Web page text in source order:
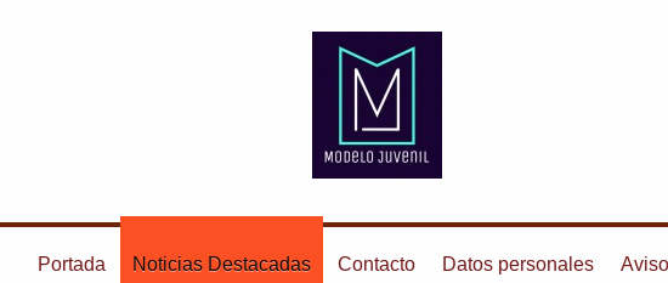
Portada Noticias Destacadas Contacto Datos personales